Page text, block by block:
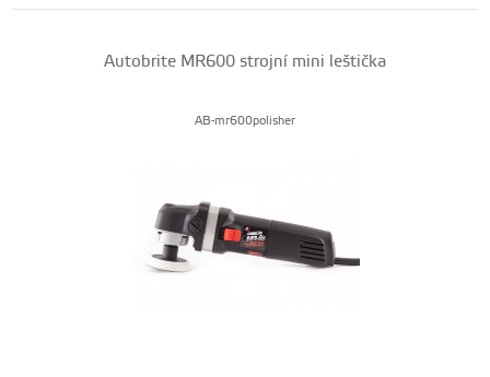
Autobrite MR600 strojní mini leštička
AB-mr600polisher